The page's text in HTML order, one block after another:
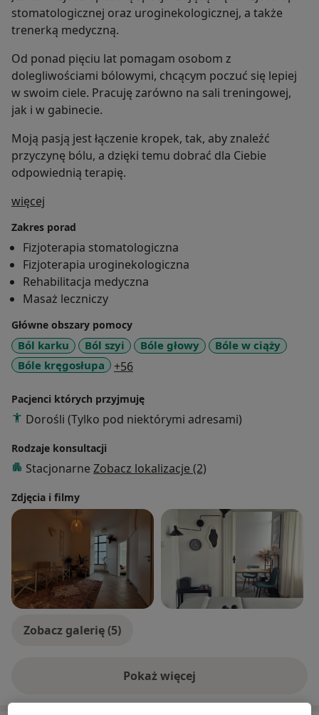
stomatologicznej oraz uroginekologicznej, a także
trenerką medyczną.
Od ponad pięciu lat pomagam osobom z
dolegliwościami bólowymi, chcącym poczuć się lepiej
w swoim ciele. Pracuję zarówno na sali treningowej,
jak i w gabinecie.
Moją pasją jest łączenie kropek, tak, aby znaleźć
przyczynę bólu, a dzięki temu dobrać dla Ciebie
odpowiednią terapię.
więcej
Zakres porad
Fizjoterapia stomatologiczna
Fizjoterapia uroginekologiczna
Rehabilitacja medyczna
Masaż leczniczy
Główne obszary pomocy
Ból karku Ból szyi Bóle głowy
Bóle w ciąży
Bóle kręgosłupa
+56a11y_sr_more_diseases
Pacjenci których przyjmuję
Dorośli (Tylko pod niektórymi adresami)
Rodzaje konsultacji
Stacjonarne Zobacz lokalizacje (2)
Zdjęcia i filmy
Zobacz galerię (5)
Pokaż więcejo doświadczeniu